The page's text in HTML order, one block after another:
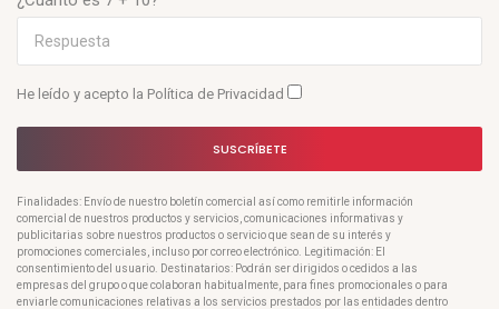
He leído y acepto la Política de Privacidad
SUSCRÍBETE
Finalidades: Envío de nuestro boletín comercial así como remitirle información
comercial de nuestros productos y servicios, comunicaciones informativas y
publicitarias sobre nuestros productos o servicio que sean de su interés y
promociones comerciales, incluso por correo electrónico. Legitimación: El
consentimiento del usuario. Destinatarios: Podrán ser dirigidos o cedidos a las
empresas del grupo o que colaboran habitualmente, para fines promocionales o para
enviarle comunicaciones relativas a los servicios prestados por las entidades dentro